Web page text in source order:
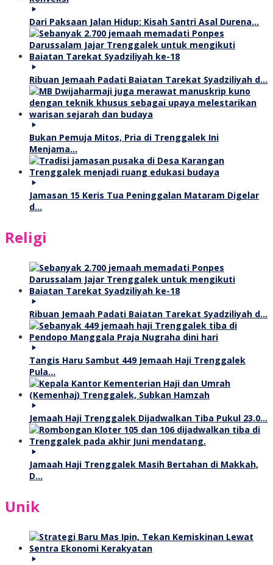
Dari Paksaan Jalan Hidup: Kisah Santri Asal Durena…
Ribuan Jemaah Padati Baiatan Tarekat Syadziliyah d…
Bukan Pemuja Mitos, Pria di Trenggalek Ini
Menjama…
Jamasan 15 Keris Tua Peninggalan Mataram Digelar
d…
Religi
Ribuan Jemaah Padati Baiatan Tarekat Syadziliyah d…
Tangis Haru Sambut 449 Jemaah Haji Trenggalek
Pula…
Jemaah Haji Trenggalek Dijadwalkan Tiba Pukul 23.0…
Jamaah Haji Trenggalek Masih Bertahan di Makkah,
D…
Unik